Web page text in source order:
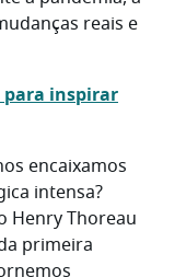
reais e
para inspirar
encaixamos
intensa?
Henry Thoreau
primeira